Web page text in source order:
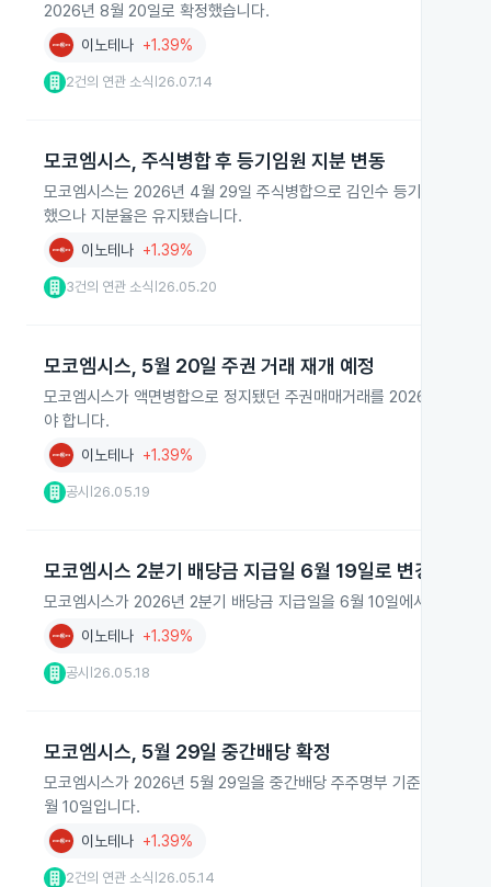
2026년 8월 20일로 확정했습니다.
이노테나 +1.39%
2건의 연관 소식 26.07.14
모코엠시스, 주식병합 후 등기임원 지분 변동
모코엠시스는 2026년 4월 29일 주식병합으로 김인수 등기임원의
했으나 지분율은 유지됐습니다.
이노테나 +1.39%
3건의 연관 소식 26.05.20
모코엠시스, 5월 20일 주권 거래 재개 예정
모코엠시스가 액면병합으로 정지됐던 주권매매거래를 2026년 5월
야 합니다.
이노테나 +1.39%
공시 26.05.19
모코엠시스 2분기 배당금 지급일 6월 19일로 변경
모코엠시스가 2026년 2분기 배당금 지급일을 6월 10일에서 6월 19
이노테나 +1.39%
공시 26.05.18
모코엠시스, 5월 29일 중간배당 확정
모코엠시스가 2026년 5월 29일을 중간배당 주주명부 기준일로 정
월 10일입니다.
이노테나 +1.39%
2건의 연관 소식 26.05.14